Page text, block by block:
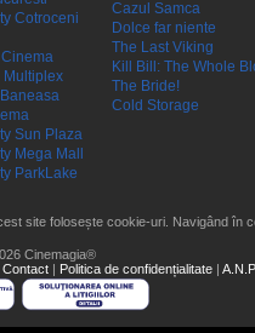
Cotroceni
Multiplex
Sun Plaza
Mega Mall
ParkLake
Cazul Samca
Dolce far niente
The Last Viking
Kill Bill: The Whole
The Bride!
Cold Storage
site folosește cookie-uri. Navigând în
Cinemagia®
Contact | Politica de confidențialitate |